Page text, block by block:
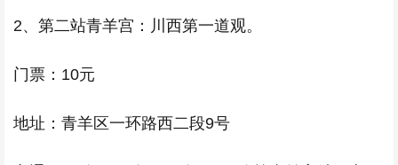
2、第二站青羊宫：川西第一道观。
门票：10元
地址：青羊区一环路西二段9号